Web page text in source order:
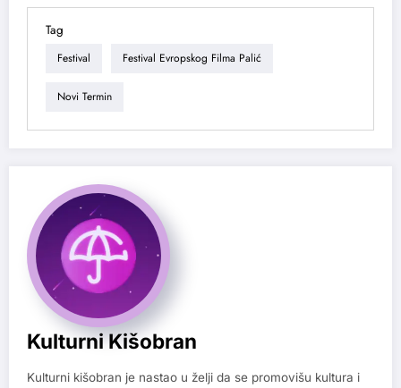
Tag
Festival Festival Evropskog Filma Palić
Novi Termin
Kulturni Kišobran
Kulturni kišobran je nastao u želji da se promovišu kultura i